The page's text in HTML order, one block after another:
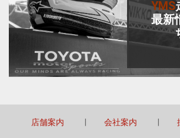
YMS
最新
店舗案内 会社案内